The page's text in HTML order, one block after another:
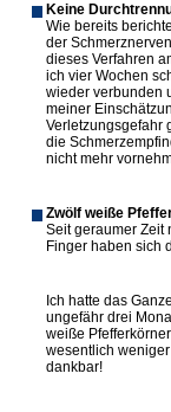
Keine
Wie bereits
der
dieses Verfahren
ich vier Wochen
wieder verbunden
meiner
Verletzungsgefahr
die
nicht mehr
Zwölf weiße
Seit geraumer Zeit
Finger haben sich
Ich hatte das
ungefähr drei
weiße
wesentlich
dankbar!